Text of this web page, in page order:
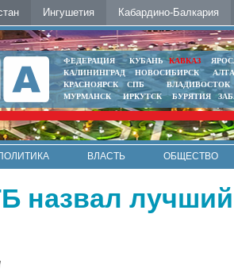
Ингушетия Кабардино-Балкария
ФЕДЕРАЦИЯ КУБАНЬ КАВКАЗ
КАЛИНИНГРАД
НОВОСИБИРСК
КРАСНОЯРСК
СПБ
ВЛАДИВОСТОК
МУРМАНСК
ИРКУТСК БУРЯТИЯ
ВЛАСТЬ
ОБЩЕСТВО
назвал